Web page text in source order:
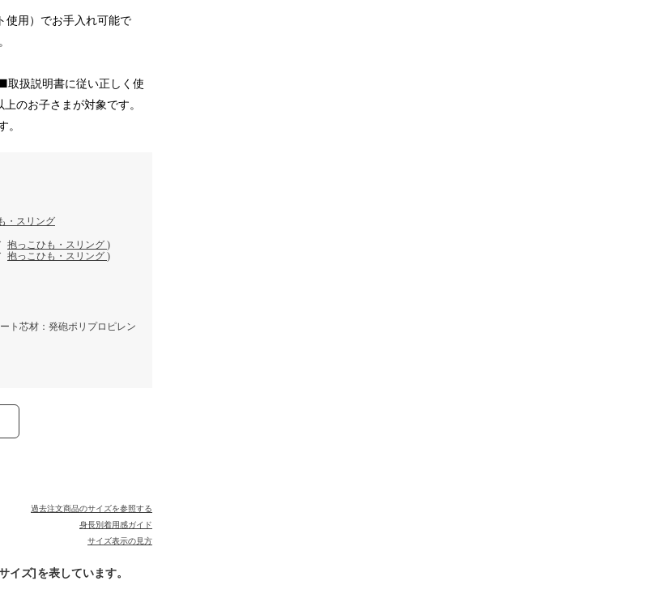
使用）でお手入れ可能で
扱説明書に従い正しく使
のお子さまが対象です。
・スリング
抱っこひも・スリング )
抱っこひも・スリング )
ト芯材：発砲ポリプロピレン
過去注文商品のサイズを参照する
身長別着用感ガイド
サイズ表示の見方
ズ]を表しています。